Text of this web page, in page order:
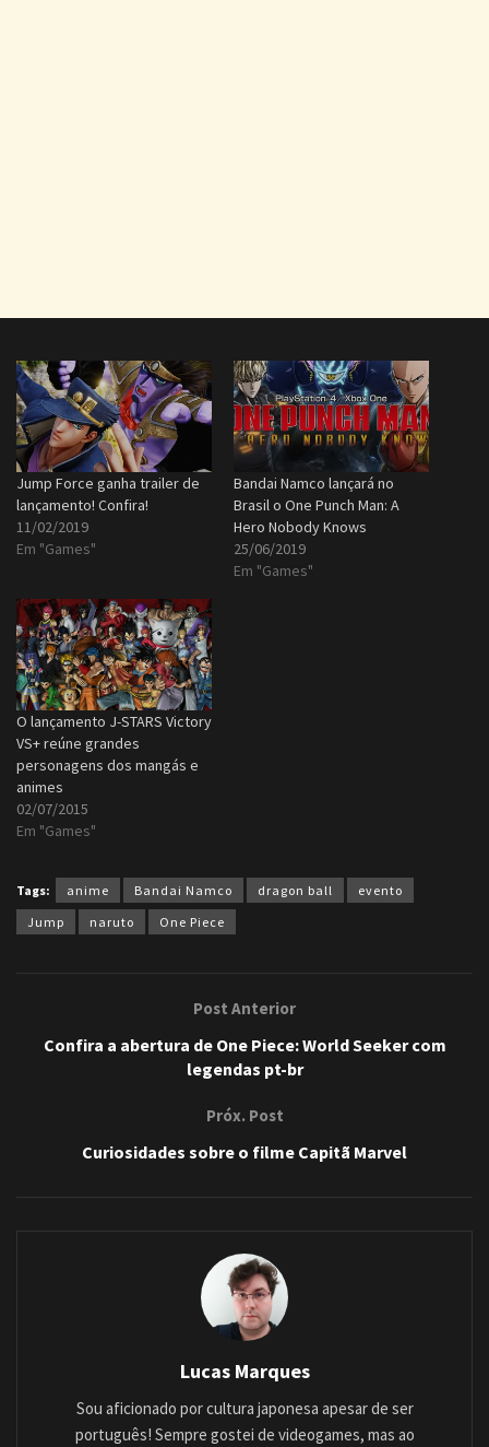
Jump Force ganha trailer de
lançamento! Confira!
11/02/2019
Em "Games"
Bandai Namco lançará no
Brasil o One Punch Man: A
Hero Nobody Knows
25/06/2019
Em "Games"
O lançamento J-STARS Victory
VS+ reúne grandes
personagens dos mangás e
animes
02/07/2015
Em "Games"
Tags: anime Bandai Namco dragon ball
evento
Jump
naruto One Piece
Post Anterior
Confira a abertura de One Piece: World Seeker com
legendas pt-br
Próx. Post
Curiosidades sobre o filme Capitã Marvel
Lucas Marques
Sou aficionado por cultura japonesa apesar de ser
português! Sempre gostei de videogames, mas ao